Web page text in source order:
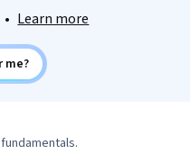
• Learn more
me?